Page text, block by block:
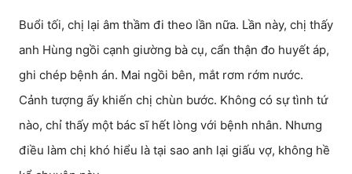
Buổi tối, chị lại âm thầm đi theo lần nữa. Lần này, chị thấy
anh Hùng ngồi cạnh giường bà cụ, cẩn thận đo huyết áp,
ghi chép bệnh án. Mai ngồi bên, mắt rơm rớm nước.
Cảnh tượng ấy khiến chị chùn bước. Không có sự tình tứ
nào, chỉ thấy một bác sĩ hết lòng với bệnh nhân. Nhưng
điều làm chị khó hiểu là tại sao anh lại giấu vợ, không hề